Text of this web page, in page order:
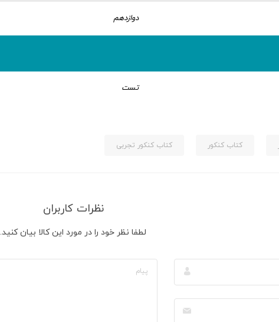
دوازدهم
تست
کتاب کنکور کتاب کنکور تجربی
نظرات کاربران
لطفا نظر خود را در مورد این کالا بیان کنید.